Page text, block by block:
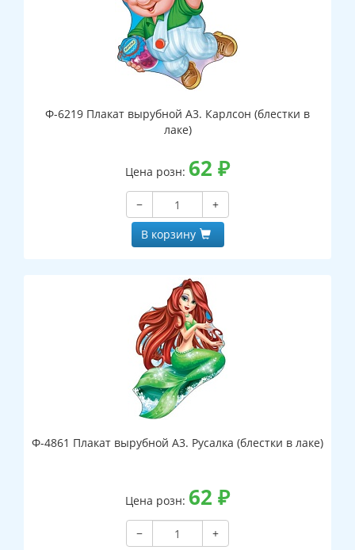
Ф-6219 Плакат вырубной А3. Карлсон (блестки в
лаке)
Цена розн: 62 ₽
−
+
В корзину
Ф-4861 Плакат вырубной А3. Русалка (блестки в лаке)
Цена розн: 62 ₽
−
+